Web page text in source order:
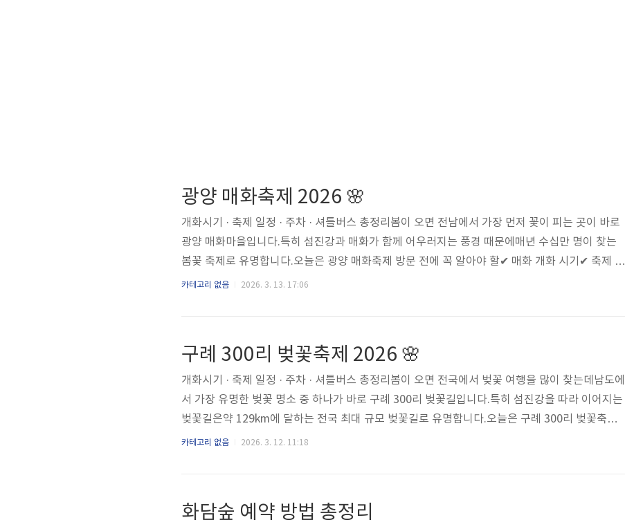
광양 매화축제 2026 🌸
개화시기 · 축제 일정 · 주차 · 셔틀버스 총정리봄이 오면 전남에서 가장 먼저 꽃이 피는 곳이 바로
광양 매화마을입니다.특히 섬진강과 매화가 함께 어우러지는 풍경 때문에매년 수십만 명이 찾는
봄꽃 축제로 유명합니다.오늘은 광양 매화축제 방문 전에 꼭 알아야 할✔ 매화 개화 시기✔ 축제 일
정✔ 주차 정보✔ 셔틀버스✔ 방문 꿀팁까지 한 번에 정리해 드립니다.광양 매화축제 일정📍 2026
표 관광 시설을 이..
카테고리 없음 2026. 3. 13. 17:06
구례 300리 벚꽃축제 2026 🌸
개화시기 · 축제 일정 · 주차 · 셔틀버스 총정리봄이 오면 전국에서 벚꽃 여행을 많이 찾는데남도에
서 가장 유명한 벚꽃 명소 중 하나가 바로 구례 300리 벚꽃길입니다.특히 섬진강을 따라 이어지는
벚꽃길은약 129km에 달하는 전국 최대 규모 벚꽃길로 유명합니다.오늘은 구례 300리 벚꽃축제
방문 전에 꼭 알아야 할 정보를 정리했습니다.✔ 벚꽃 개화 시기✔ 축제 일정✔ 주차장 정보✔ 셔틀
5일 ~ 4월 초사이..
카테고리 없음 2026. 3. 12. 11:18
화담숲 예약 방법 총정리